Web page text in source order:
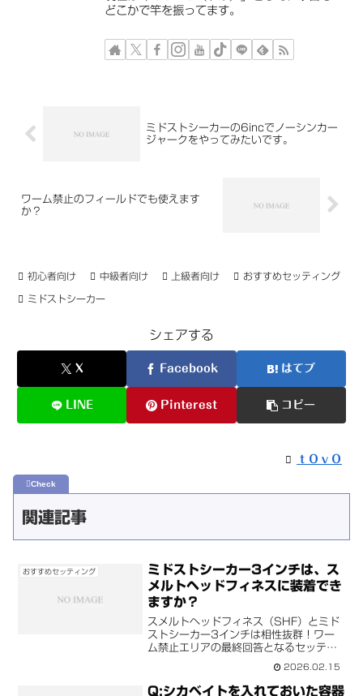
どこかで竿を振ってます。
ミドストシーカーの6incでノーシンカー
ジャークをやってみたいです。
ワーム禁止のフィールドでも使えます
か？
初心者向け 中級者向け 上級者向け おすすめセッティング
ミドストシーカー
シェアする
X Facebook はてブ
LINE Pinterest コピー
ｔＯｖＯ
関連記事
おすすめセッティング
ミドストシーカー3インチは、ス
メルトヘッドフィネスに装着でき
ますか？
スメルトヘッドフィネス（SHF）とミド
ストシーカー3インチは相性抜群！ワー
ム禁止エリアの最終回答となるセッティ
の位置（前から4つ目）など、公式が
Q&A形式で詳しく解説します。
2026.02.15
Q:シカベイトを入れておいた容器